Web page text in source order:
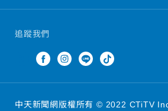
追蹤我們
中天新聞網版權所有 © 2022 CTiTV